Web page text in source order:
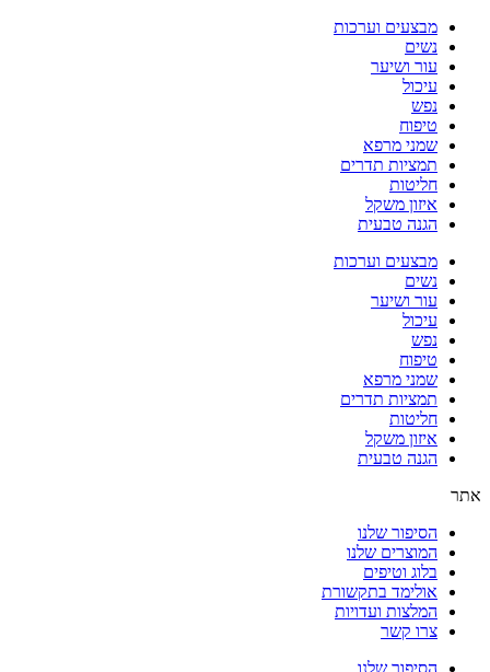
מבצעים וערכות
נשים
עור ושיער
עיכול
נפש
טיפוח
שמני מרפא
תמציות תדרים
חליטות
איזון משקל
הגנה טבעית
מבצעים וערכות
נשים
עור ושיער
עיכול
נפש
טיפוח
שמני מרפא
תמציות תדרים
חליטות
איזון משקל
הגנה טבעית
אתר
הסיפור שלנו
המוצרים שלנו
בלוג וטיפים
אולימד בתקשורת
המלצות ועדויות
צרו קשר
הסיפור שלנו